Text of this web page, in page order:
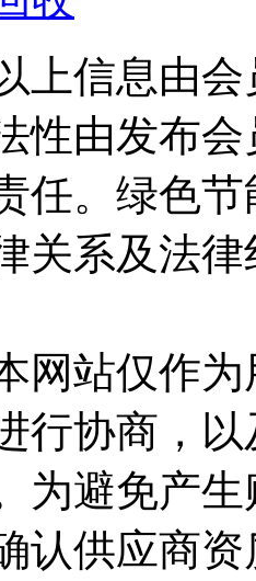
上信息由
性由发布
任。绿色
关系及法
网站仅作
行协商，
为避免产
认供应商